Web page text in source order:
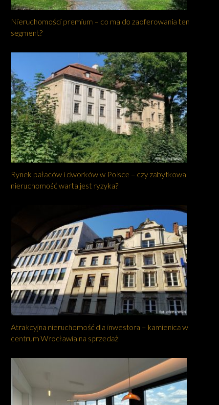
Nieruchomości premium – co ma do zaoferowania ten
segment?
Rynek pałaców i dworków w Polsce – czy zabytkowa
nieruchomość warta jest ryzyka?
Atrakcyjna nieruchomość dla inwestora – kamienica w
centrum Wrocławia na sprzedaż